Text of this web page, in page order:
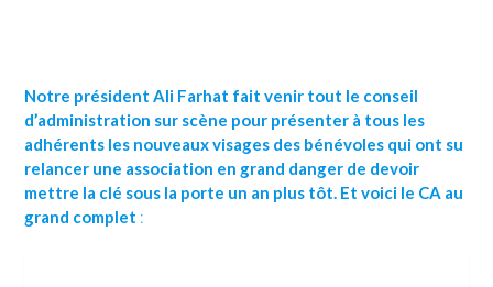
Notre président Ali Farhat fait venir tout le conseil
d’administration sur scène pour présenter à tous les
adhérents les nouveaux visages des bénévoles qui ont su
relancer une association en grand danger de devoir
mettre la clé sous la porte un an plus tôt. Et voici le CA au
grand complet :